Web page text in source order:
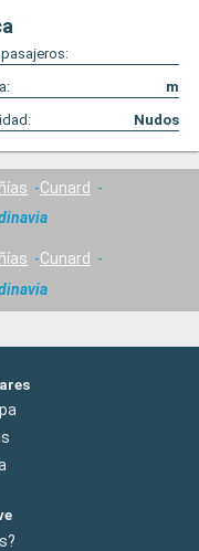
pasajeros:
m
Nudos
Cunard
Cunard